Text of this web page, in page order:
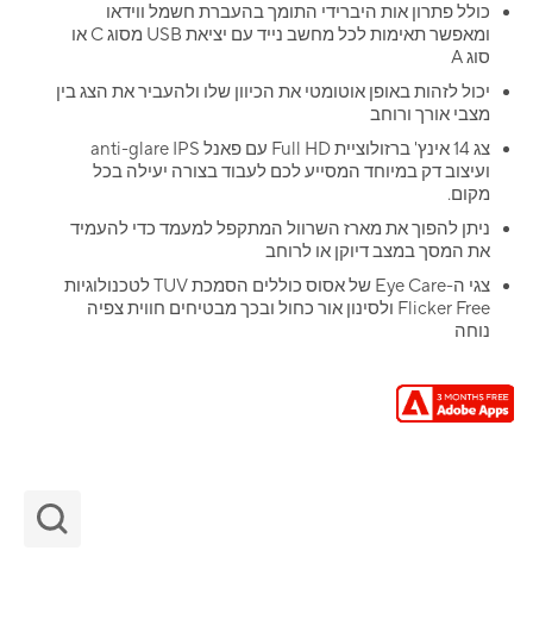
כולל פתרון אות היברידי התומך בהעברת חשמל ווידאו
ומאפשר תאימות לכל מחשב נייד עם יציאת USB מסוג C או
סוג A
יכול לזהות באופן אוטומטי את הכיוון שלו ולהעביר את הצג בין
מצבי אורך ורוחב
צג 14 אינץ' ברזולוציית Full HD עם פאנל anti-glare IPS
ועיצוב דק במיוחד המסייע לכם לעבוד בצורה יעילה בכל
מקום.
ניתן להפוך את מארז השרוול המתקפל למעמד כדי להעמיד
את המסך במצב דיוקן או לרוחב
צגי ה-Eye Care של אסוס כוללים הסמכת TUV לטכנולוגיות
Flicker Free ולסינון אור כחול ובכך מבטיחים חווית צפיה
נוחה